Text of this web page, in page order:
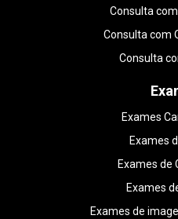
Consulta
Consulta com
Consulta
Exames
Exames
Exames de
Exames
Exames de